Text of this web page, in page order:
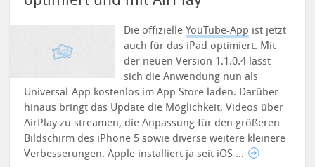
Die offizielleYouTube-App ist jetzt
auch für das iPad optimiert. Mit
der neuen Version 1.1.0.4 lässt
sich die Anwendung nun als
Universal-App kostenlos im App Store laden. Darüber
hinaus bringt das Update die Möglichkeit, Videos über
AirPlay zu streamen, die Anpassung für den größeren
Bildschirm des iPhone 5 sowie diverse weitere kleinere
Verbesserungen. Apple installiert ja seit iOS ...